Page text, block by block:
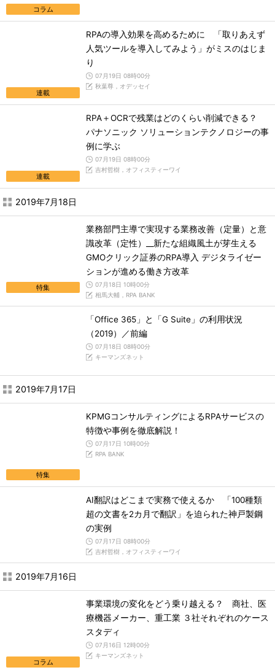
コラム
連載
RPAの導入効果を高めるために 「取りあえず
人気ツールを導入してみよう」がミスのはじま
り
07月19日 08時00分
秋葉尊，オデッセイ
連載
RPA＋OCRで残業はどのくらい削減できる？
パナソニック ソリューションテクノロジーの事
例に学ぶ
07月19日 08時00分
吉村哲樹，オフィスティーワイ
2019年7月18日
特集
業務部門主導で実現する業務改善（定量）と意
識改革（定性）__新たな組織風土が芽生える
GMOクリック証券のRPA導入 デジタライゼー
ションが進める働き方改革
07月18日 10時00分
相馬大輔，RPA BANK
「Office 365」と「G Suite」の利用状況
（2019）／前編
07月18日 08時00分
キーマンズネット
2019年7月17日
特集
KPMGコンサルティングによるRPAサービスの
特徴や事例を徹底解説！
07月17日 10時00分
RPA BANK
AI翻訳はどこまで実務で使えるか 「100種類
超の文書を2カ月で翻訳」を迫られた神戸製鋼
の実例
07月17日 08時00分
吉村哲樹，オフィスティーワイ
2019年7月16日
コラム
事業環境の変化をどう乗り越える？ 商社、医
療機器メーカー、重工業 ３社それぞれのケース
スタディ
07月16日 12時00分
キーマンズネット